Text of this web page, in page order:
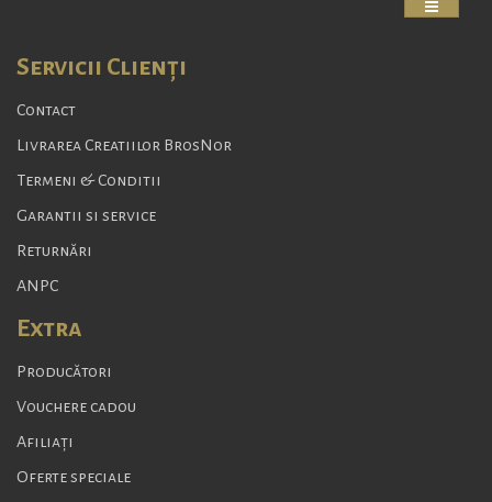
Servicii Clienţi
Contact
Livrarea Creatiilor BrosNor
Termeni & Conditii
Garantii si service
Returnări
ANPC
Extra
Producători
Vouchere cadou
Afiliaţi
Oferte speciale